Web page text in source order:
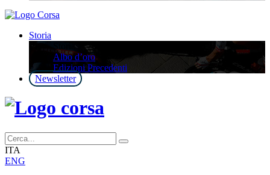
Storia
Storia
Albo d’oro
Edizioni Precedenti
Newsletter
ITA
ENG